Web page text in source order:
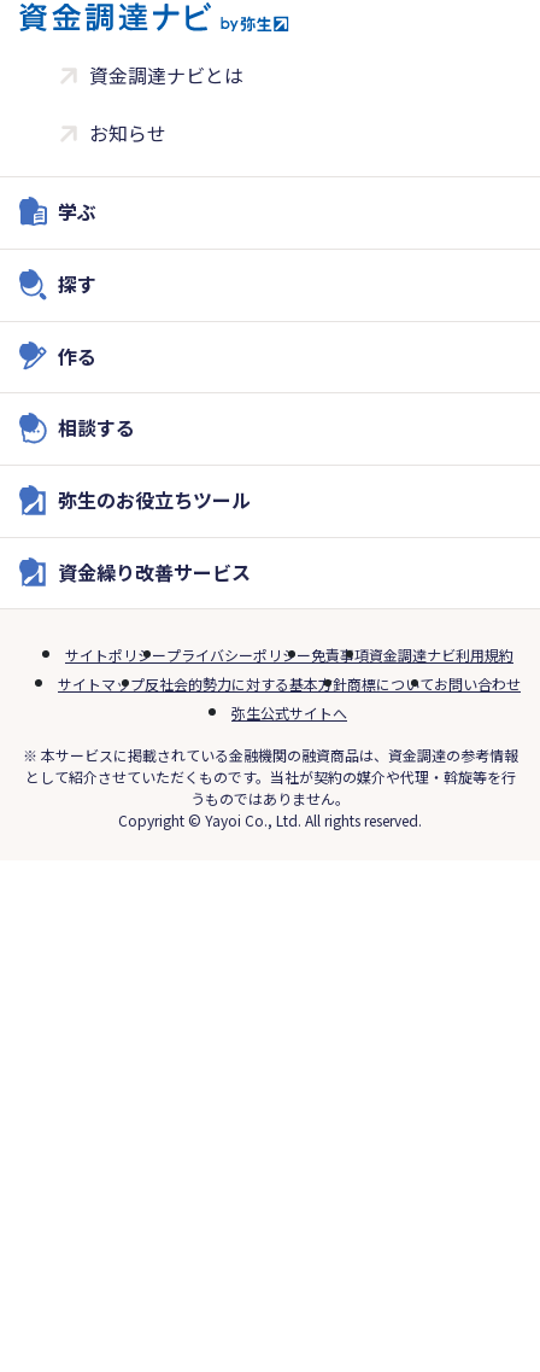
資金調達ナビとは
お知らせ
学ぶ
探す
作る
相談する
弥生のお役立ちツール
資金繰り改善サービス
サイトポリシープライバシーポリシー免責事項資金調達ナビ利用規約
サイトマップ反社会的勢力に対する基本方針商標についてお問い合わせ
弥生公式サイトへ
※ 本サービスに掲載されている金融機関の融資商品は、資金調達の参考情報
として紹介させていただくものです。当社が契約の媒介や代理・斡旋等を行
うものではありません。
Copyright © Yayoi Co., Ltd. All rights reserved.